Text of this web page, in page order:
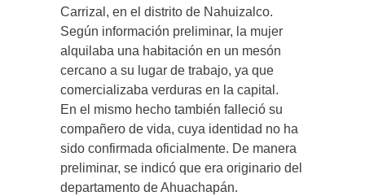
Carrizal, en el distrito de Nahuizalco.
Según información preliminar, la mujer
alquilaba una habitación en un mesón
cercano a su lugar de trabajo, ya que
comercializaba verduras en la capital.
En el mismo hecho también falleció su
compañero de vida, cuya identidad no ha
sido confirmada oficialmente. De manera
preliminar, se indicó que era originario del
departamento de Ahuachapán.